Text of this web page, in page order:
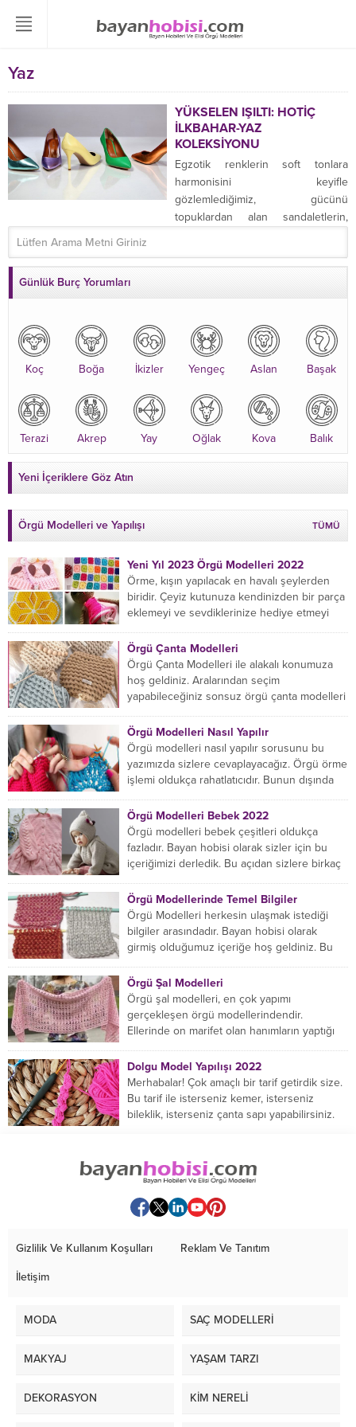
Yaz
YÜKSELEN IŞILTI: HOTİÇ
İLKBAHAR-YAZ
KOLEKSİYONU
Egzotik renklerin soft tonlara
harmonisini keyifle
gözlemlediğimiz, gücünü
topuklardan alan sandaletlerin,
Günlük Burç Yorumları
Koç Boğa İkizler Yengeç Aslan Başak
Terazi Akrep Yay Oğlak Kova Balık
Yeni İçeriklere Göz Atın
Örgü Modelleri ve Yapılışı TÜMÜ
Yeni Yıl 2023 Örgü Modelleri 2022
Örme, kışın yapılacak en havalı şeylerden
biridir. Çeyiz kutunuza kendinizden bir parça
eklemeyi ve sevdiklerinize hediye etmeyi
Örgü Çanta Modelleri
Örgü Çanta Modelleri ile alakalı konumuza
hoş geldiniz. Aralarından seçim
yapabileceğiniz sonsuz örgü çanta modelleri
Örgü Modelleri Nasıl Yapılır
Örgü modelleri nasıl yapılır sorusunu bu
yazımızda sizlere cevaplayacağız. Örgü örme
işlemi oldukça rahatlatıcıdır. Bunun dışında
Örgü Modelleri Bebek 2022
Örgü modelleri bebek çeşitleri oldukça
fazladır. Bayan hobisi olarak sizler için bu
içeriğimizi derledik. Bu açıdan sizlere birkaç
Örgü Modellerinde Temel Bilgiler
Örgü Modelleri herkesin ulaşmak istediği
bilgiler arasındadır. Bayan hobisi olarak
girmiş olduğumuz içeriğe hoş geldiniz. Bu
Örgü Şal Modelleri
Örgü şal modelleri, en çok yapımı
gerçekleşen örgü modellerindendir.
Ellerinde on marifet olan hanımların yaptığı
Dolgu Model Yapılışı 2022
Merhabalar! Çok amaçlı bir tarif getirdik size.
Bu tarif ile isterseniz kemer, isterseniz
bileklik, isterseniz çanta sapı yapabilirsiniz.
Gizlilik Ve Kullanım Koşulları Reklam Ve Tanıtım
İletişim
MODA SAÇ MODELLERİ
MAKYAJ YAŞAM TARZI
DEKORASYON KİM NERELİ